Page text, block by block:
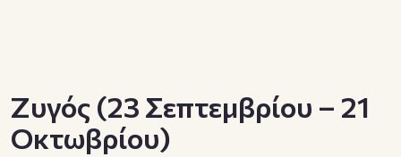
Ζυγός (23 Σεπτεμβρίου – 21
Οκτωβρίου)